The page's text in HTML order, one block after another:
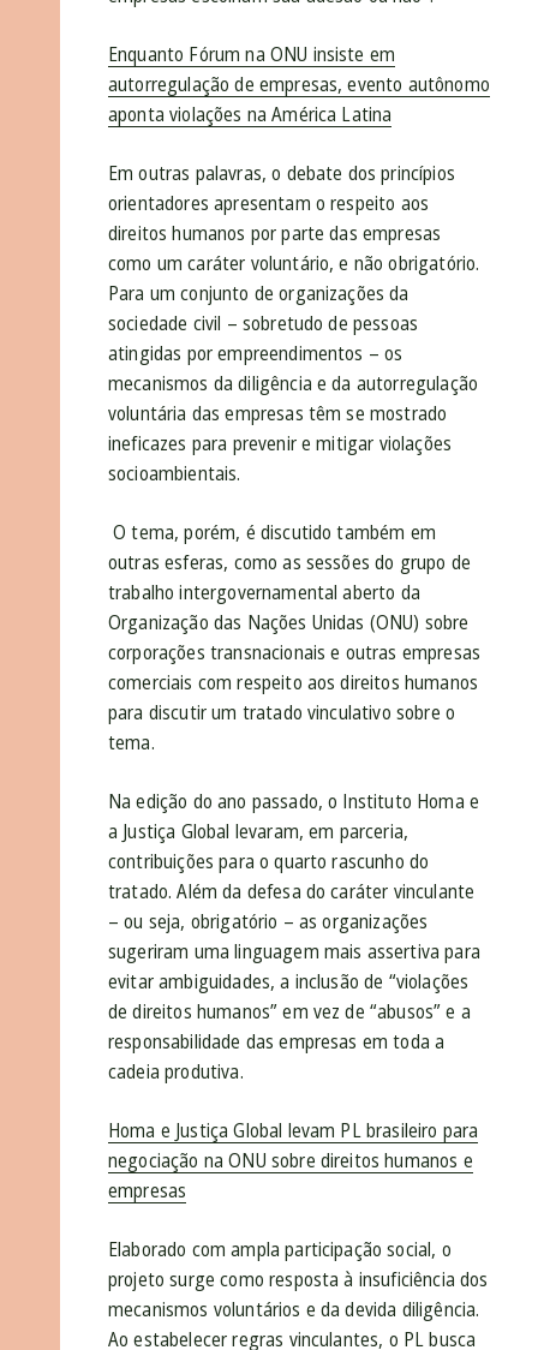
Enquanto Fórum na ONU insiste em
autorregulação de empresas, evento autônomo
aponta violações na América Latina
Em outras palavras, o debate dos princípios
orientadores apresentam o respeito aos
direitos humanos por parte das empresas
como um caráter voluntário, e não obrigatório.
Para um conjunto de organizações da
sociedade civil – sobretudo de pessoas
atingidas por empreendimentos – os
mecanismos da diligência e da autorregulação
voluntária das empresas têm se mostrado
ineficazes para prevenir e mitigar violações
socioambientais.
O tema, porém, é discutido também em
outras esferas, como as sessões do grupo de
trabalho intergovernamental aberto da
Organização das Nações Unidas (ONU) sobre
corporações transnacionais e outras empresas
comerciais com respeito aos direitos humanos
para discutir um tratado vinculativo sobre o
tema.
Na edição do ano passado, o Instituto Homa e
a Justiça Global levaram, em parceria,
contribuições para o quarto rascunho do
tratado. Além da defesa do caráter vinculante
– ou seja, obrigatório – as organizações
sugeriram uma linguagem mais assertiva para
evitar ambiguidades, a inclusão de “violações
de direitos humanos” em vez de “abusos” e a
responsabilidade das empresas em toda a
cadeia produtiva.
Homa e Justiça Global levam PL brasileiro para
negociação na ONU sobre direitos humanos e
empresas
Elaborado com ampla participação social, o
projeto surge como resposta à insuficiência dos
mecanismos voluntários e da devida diligência.
Ao estabelecer regras vinculantes, o PL busca